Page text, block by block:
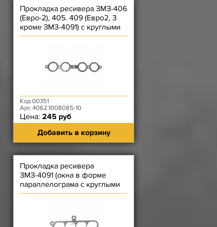
Прокладка ресивера ЗМЗ-406
(Евро-2), 405. 409 (Евро2, 3
кроме ЗМЗ-4091) с круглыми
окнами СЕРАЯ
Код 00351
Арт. 4062.1008085-10
Цена: 245 руб
Добавить в корзину
Прокладка ресивера
ЗМЗ-4091 (окна в форме
параллелограма с круглыми
углами) ДЕШЕВАЯ